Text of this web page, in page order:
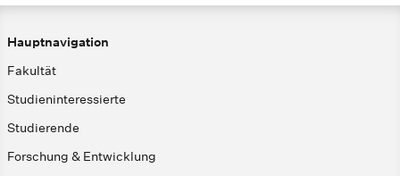
Hauptnavigation
Fakultät
Studieninteressierte
Studierende
Forschung & Entwicklung